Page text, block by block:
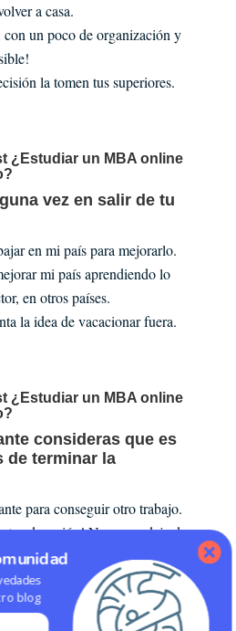
a casa.
con un poco de organización y
la tomen tus superiores.
¿Estudiar un MBA online
vez en salir de tu
en mi país para mejorarlo.
mi país aprendiendo lo
en otros países.
la idea de vacacionar fuera.
¿Estudiar un MBA online
consideras que es
de terminar la
para conseguir otro trabajo.
educación! Nunca se deja de
sin problemas solo con mi
blog